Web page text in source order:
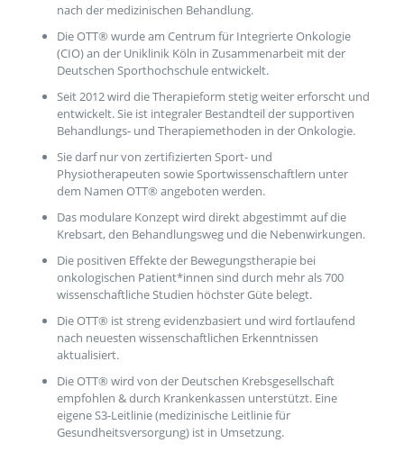
nach der medizinischen Behandlung.
Die OTT® wurde am Centrum für Integrierte Onkologie
(CIO) an der Uniklinik Köln in Zusammenarbeit mit der
Deutschen Sporthochschule entwickelt.
Seit 2012 wird die Therapieform stetig weiter erforscht und
entwickelt. Sie ist integraler Bestandteil der supportiven
Behandlungs- und Therapiemethoden in der Onkologie.
Sie darf nur von zertifizierten Sport- und
Physiotherapeuten sowie Sportwissenschaftlern unter
dem Namen OTT® angeboten werden.
Das modulare Konzept wird direkt abgestimmt auf die
Krebsart, den Behandlungsweg und die Nebenwirkungen.
Die positiven Effekte der Bewegungstherapie bei
onkologischen Patient*innen sind durch mehr als 700
wissenschaftliche Studien höchster Güte belegt.
Die OTT® ist streng evidenzbasiert und wird fortlaufend
nach neuesten wissenschaftlichen Erkenntnissen
aktualisiert.
Die OTT® wird von der Deutschen Krebsgesellschaft
empfohlen & durch Krankenkassen unterstützt. Eine
eigene S3-Leitlinie (medizinische Leitlinie für
Gesundheitsversorgung) ist in Umsetzung.